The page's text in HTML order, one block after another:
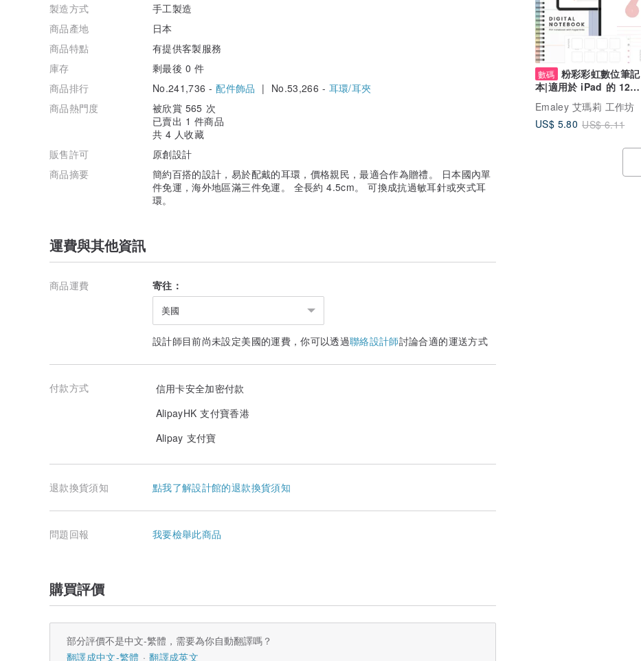
數碼 粉彩彩虹數位筆記
本|適用於 iPad 的 12
主題 GoodNotes 筆記
本
Emaley 艾瑪莉 工作坊
US$ 5.80 US$ 6.11
製造方式
手工製造
商品產地
日本
商品特點
有提供客製服務
庫存
剩最後 0 件
商品排行
No.241,736 -配件飾品 | No.53,266 - 耳環/耳夾
商品熱門度
被欣賞 565 次
已賣出 1 件商品
共 4 人收藏
販售許可
原創設計
商品摘要
簡約百搭的設計，易於配戴的耳環，價格親民，最適合作為贈禮。 日本國內單
件免運，海外地區滿三件免運。 全長約 4.5cm。 可換成抗過敏耳針或夾式耳
環。
運費與其他資訊
商品運費 寄往：
美國
設計師目前尚未設定美國的運費，你可以透過聯絡設計師討論合適的運送方式
付款方式
信用卡安全加密付款
AlipayHK 支付寶香港
Alipay 支付寶
退款換貨須知 點我了解設計館的退款換貨須知
問題回報 我要檢舉此商品
購買評價
部分評價不是中文-繁體，需要為你自動翻譯嗎？
翻譯成中文-繁體
翻譯成英文